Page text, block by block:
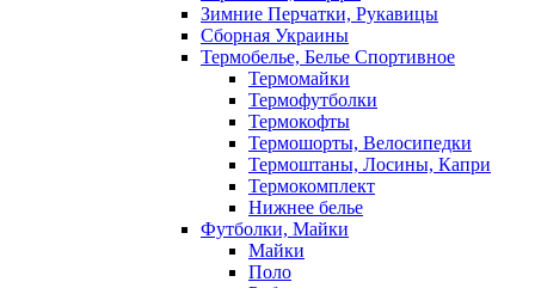
Зимние Перчатки, Рукавицы
Сборная Украины
Термобелье, Белье Спортивное
Термомайки
Термофутболки
Термокофты
Термошорты, Велосипедки
Термоштаны, Лосины, Капри
Термокомплект
Нижнее белье
Футболки, Майки
Майки
Поло